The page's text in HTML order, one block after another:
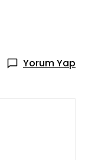
Yorum Yap